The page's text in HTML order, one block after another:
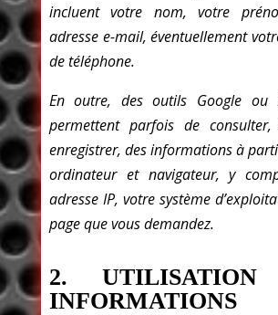
incluent votre nom, votre
adresse e-mail, éventuellement
de téléphone.
En outre, des outils Google ou
permettent parfois de
enregistrer, des informations à
ordinateur et navigateur, y
adresse IP, votre système
page que vous demandez.
2. UTILISATION
INFORMATIONS